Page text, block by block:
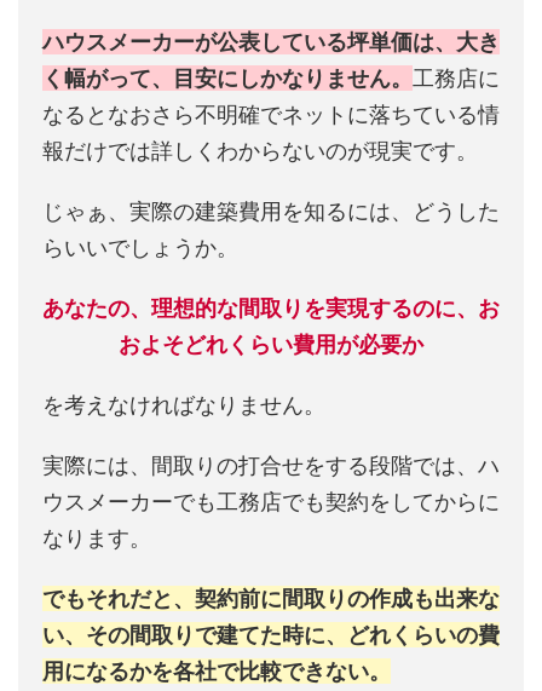
ハウスメーカーが公表している坪単価は、大き
く幅がって、目安にしかなりません。 工務店に
なるとなおさら不明確でネットに落ちている情
報だけでは詳しくわからないのが現実です。
じゃぁ、実際の建築費用を知るには、どうした
らいいでしょうか。
あなたの、理想的な間取りを実現するのに、お
およそどれくらい費用が必要か
を考えなければなりません。
実際には、間取りの打合せをする段階では、ハ
ウスメーカーでも工務店でも契約をしてからに
なります。
でもそれだと、契約前に間取りの作成も出来な
い、その間取りで建てた時に、どれくらいの費
用になるかを各社で比較できない。